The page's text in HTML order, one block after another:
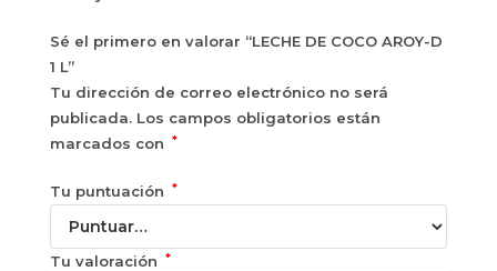
Sé el primero en valorar “LECHE DE COCO AROY-D
1 L”
Tu dirección de correo electrónico no será
publicada. Los campos obligatorios están
marcados con
*
Tu puntuación *
Tu valoración *